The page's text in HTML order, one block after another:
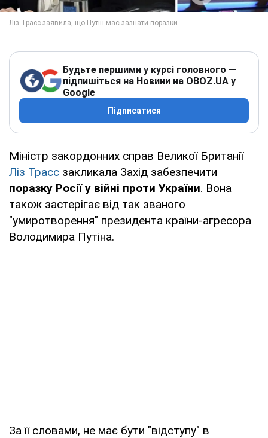
Будьте першими у курсі головного —
підпишіться на Новини на OBOZ.UA у
Google
Підписатися
Міністр закордонних справ Великої Британії
Ліз Трасс закликала Захід забезпечити
поразку Росії у війні проти України. Вона
також застерігає від так званого
"умиротворення" президента країни-агресора
Володимира Путіна.
За її словами, не має бути "відступу" в